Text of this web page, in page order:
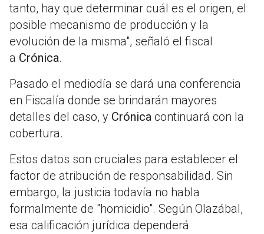
tanto, hay que determinar cuál es el origen, el
posible mecanismo de producción y la
evolución de la misma", señaló el fiscal
a Crónica.
Pasado el mediodía se dará una conferencia
en Fiscalía donde se brindarán mayores
detalles del caso, y Crónica continuará con la
cobertura.
Estos datos son cruciales para establecer el
factor de atribución de responsabilidad. Sin
embargo, la justicia todavía no habla
formalmente de "homicidio". Según Olazábal,
esa calificación jurídica dependerá